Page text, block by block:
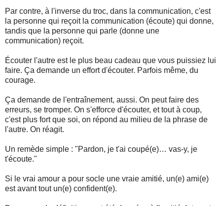
Par contre, à l'inverse du troc, dans la communication, c'est
la personne qui reçoit la communication (écoute) qui donne,
tandis que la personne qui parle (donne une
communication) reçoit.
Écouter l'autre est le plus beau cadeau que vous puissiez lui
faire. Ça demande un effort d'écouter. Parfois même, du
courage.
Ça demande de l'entraînement, aussi. On peut faire des
erreurs, se tromper. On s'efforce d'écouter, et tout à coup,
c'est plus fort que soi, on répond au milieu de la phrase de
l'autre. On réagit.
Un remède simple : "Pardon, je t'ai coupé(e)… vas-y, je
t'écoute."
Si le vrai amour a pour socle une vraie amitié, un(e) ami(e)
est avant tout un(e) confident(e).